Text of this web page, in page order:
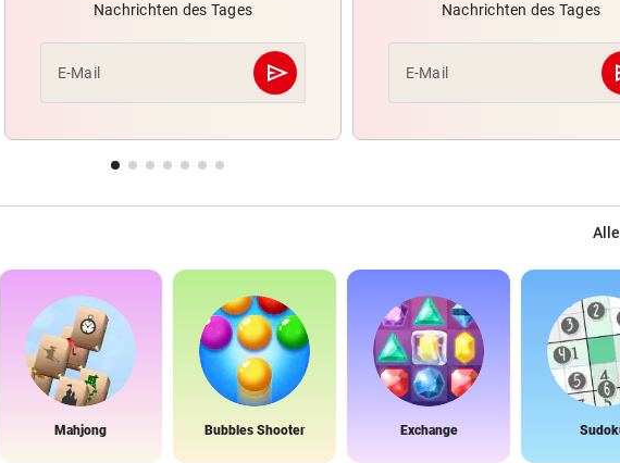
Nachrichten des Tages
E-Mail send
Abschicken
Nachrichten des Tages
E-Mail
Mahjong Bubbles Shooter Exchange